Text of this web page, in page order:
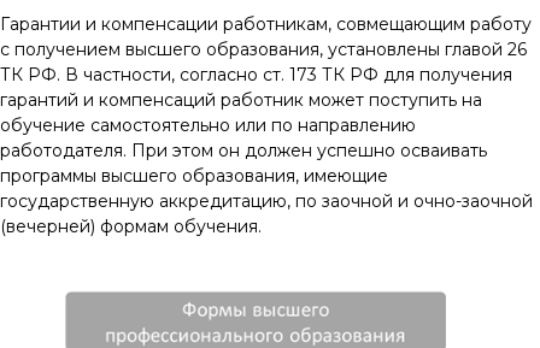
Гарантии и компенсации работникам, совмещающим работу
с получением высшего образования, установлены главой 26
ТК РФ. В частности, согласно ст. 173 ТК РФ для получения
гарантий и компенсаций работник может поступить на
обучение самостоятельно или по направлению
работодателя. При этом он должен успешно осваивать
программы высшего образования, имеющие
государственную аккредитацию, по заочной и очно-заочной
(вечерней) формам обучения.